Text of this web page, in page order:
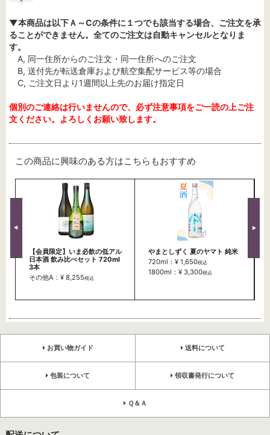
▼本商品は以下Ａ～Cの条件に１つでも該当する場合、ご注文を承
ることができません。全てのご注文は自動キャンセルとなりま
す。
A, 同一住所からのご注文・同一住所へのご注文
B, 送付先が転送倉庫および航空集配サービス等の場合
C, ご注文日より1週間以上先のお届け指定日
個別のご連絡は行いませんので、必ず注意事項をご一読の上ご注
文ください。よろしくお願い致します。
この商品に興味のある方はこちらもおすすめ
【会員限定】いま必飲の低アル
日本酒 飲み比べセット 720ml
3本
その他A：¥ 8,255税込
やまとしずく 夏のヤマト 純米
720ml：¥ 1,650税込
1800ml：¥ 3,300税込
お買い物ガイド 送料について
包装について 領収書発行について
Ｑ＆Ａ